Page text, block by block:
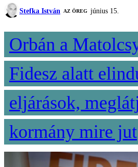
Stefka István AZ ÖREG június 15.
Orbán a
Fidesz alatt
eljárások,
kormány mire jut